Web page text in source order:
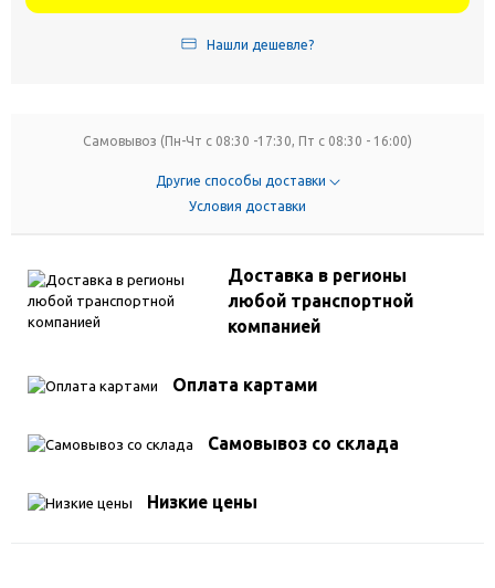
Нашли дешевле?
Самовывоз (Пн-Чт с 08:30 -17:30, Пт с 08:30 - 16:00)
Другие способы доставки
Условия доставки
Доставка в регионы
любой транспортной
компанией
Оплата картами
Самовывоз со склада
Низкие цены